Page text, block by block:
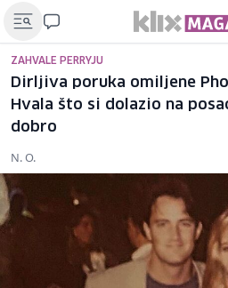
ZAHVALE PERRYJU
Dirljiva poruka omiljene
Hvala što si dolazio na
dobro
N. O.